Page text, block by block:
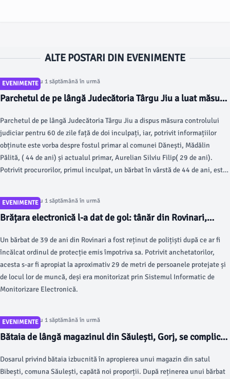
ALTE POSTARI DIN EVENIMENTE
EVENIMENTE
Articol postat cu 1 săptămână în urmă
Parchetul de pe lângă Judecătoria Târgu Jiu a luat măsuri!
privind acte de proprietate! Vezi decizia procurorilor
Parchetul de pe lângă Judecătoria Târgu Jiu a dispus măsura controlului
judiciar pentru 60 de zile față de doi inculpați, iar, potrivit informațiilor
obținute este vorba despre fostul primar al comunei Dănești, Mădălin
Pălită, ( 44 de ani) și actualul primar, Aurelian Silviu Filip( 29 de ani).
Potrivit procurorilor, primul inculpat, un bărbat în vârstă de 44 de ani, este
EVENIMENTE
Articol postat cu 1 săptămână în urmă
Brățara electronică l-a dat de gol: tânăr din Rovinari,
Un bărbat de 39 de ani din Rovinari a fost reținut de polițiști după ce ar fi
încălcat ordinul de protecție emis împotriva sa. Potrivit anchetatorilor,
acesta s-ar fi apropiat la aproximativ 29 de metri de persoanele protejate și
de locul lor de muncă, deși era monitorizat prin Sistemul Informatic de
Monitorizare Electronică.
EVENIMENTE
Articol postat cu 1 săptămână în urmă
Bătaia de lângă magazinul din Săulești, Gorj, se complică!
Dosarul privind bătaia izbucnită în apropierea unui magazin din satul
Bibești, comuna Săulești, capătă noi proporții. După reținerea unui bărbat